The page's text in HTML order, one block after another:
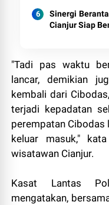
Sinergi
Cianjur Siap
"Tadi pas waktu
lancar, demikian
kembali dari
terjadi kepadatan
perempatan Cibodas
keluar masuk,"
wisatawan Cianjur.
Kasat Lantas
mengatakan,